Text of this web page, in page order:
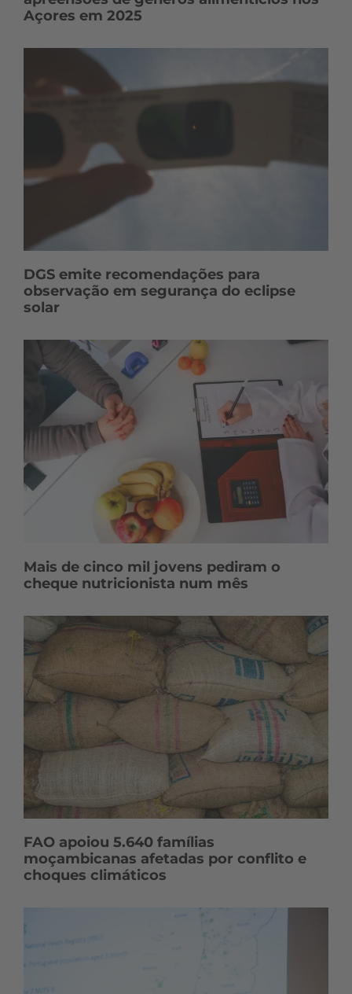
Açores em 2025
DGS emite recomendações para
observação em segurança do eclipse
solar
Mais de cinco mil jovens pediram o
cheque nutricionista num mês
FAO apoiou 5.640 famílias
moçambicanas afetadas por conflito e
choques climáticos